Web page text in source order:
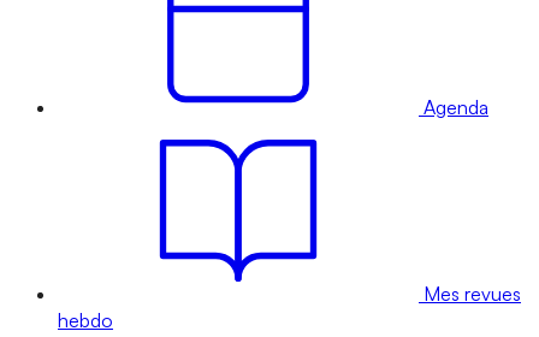
Agenda
Mes revues
hebdo